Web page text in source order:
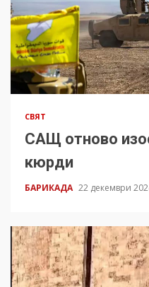
СВЯТ
САЩ отново
кюрди
БАРИКАДА 22 декември